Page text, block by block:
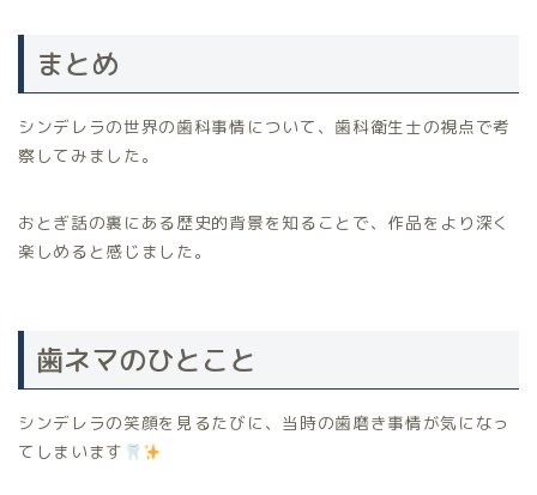
まとめ
シンデレラの世界の歯科事情について、歯科衛生士の視点で考
察してみました。
おとぎ話の裏にある歴史的背景を知ることで、作品をより深く
楽しめると感じました。
歯ネマのひとこと
シンデレラの笑顔を見るたびに、当時の歯磨き事情が気になっ
てしまいます